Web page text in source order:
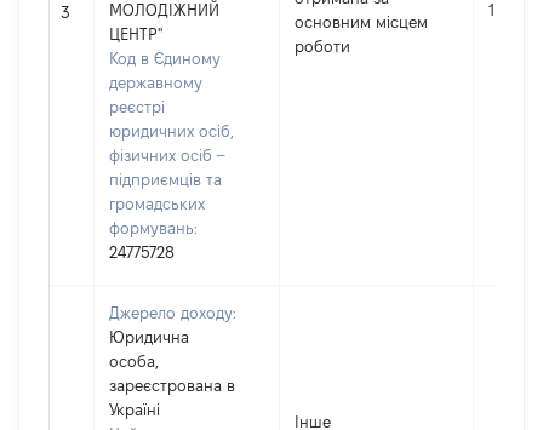
3
МОЛОДІЖНИЙ
ЦЕНТР"
Код в Єдиному
державному
реєстрі
юридичних осіб,
фізичних осіб –
підприємців та
громадських
формувань:
24775728
основним місцем
роботи
117580
Джерело доходу:
Юридична
особа,
зареєстрована в
Україні
Інше